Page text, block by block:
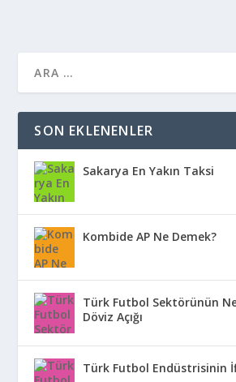
SON EKLENENLER
Sakarya En Yakın Taksi
Kombide AP Ne Demek?
Türk Futbol Sektörünün
Döviz Açığı
Türk Futbol Endüstrisinin